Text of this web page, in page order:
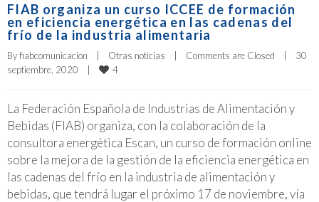
FIAB organiza un curso ICCEE de formación
en eficiencia energética en las cadenas del
frío de la industria alimentaria
By fiabcomunicacion Otras noticias Comments are Closed
30
septiembre, 2020
4
La Federación Española de Industrias de Alimentación y
Bebidas (FIAB) organiza, con la colaboración de la
consultora energética Escan, un curso de formación online
sobre la mejora de la gestión de la eficiencia energética en
las cadenas del frío en la industria de alimentación y
bebidas, que tendrá lugar el próximo 17 de noviembre, vía